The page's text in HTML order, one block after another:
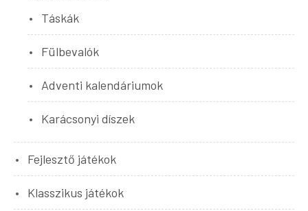
Táskák
Fülbevalók
Adventi kalendáriumok
Karácsonyi díszek
Fejlesztő játékok
Klasszikus játékok